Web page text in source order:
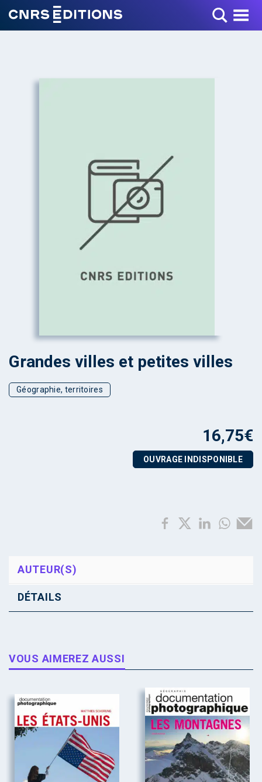
Toggle Menu
Grandes villes et petites villes
Géographie, territoires
16,75€
OUVRAGE INDISPONIBLE
AUTEUR(S)
DÉTAILS
VOUS AIMEREZ AUSSI